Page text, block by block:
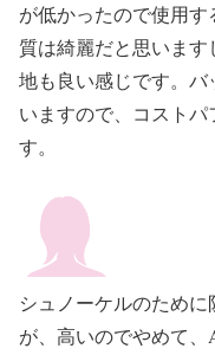
が低かったので使用
質は綺麗だと思いま
地も良い感じです。
いますので、コスト
す。
シュノーケルのため
が、高いのでやめて、